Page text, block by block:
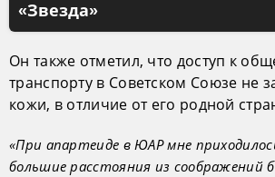
«Звезда»
Он также отметил, что доступ к
транспорту в Советском Союзе не
кожи, в отличие от его родной
«При апартеиде в ЮАР мне
большие расстояния из соображений